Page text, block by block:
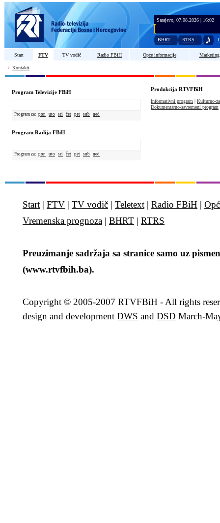
Sarajevo, 07.08.2026 | 16:02
BHRT RTRS
Start FTV TV vodič Radio FBiH Opće informacije Marketing
Kontakti
Program Televizije FBiH
Program za: pon uto sri čet pet sub ned
Program Radija FBiH
Program za: pon uto sri čet pet sub ned
Produkcija RTVFBiH
Informativni program | Kulturno-
Dokumentarno-savremeni program
Start | FTV | TV vodič | Teletext | Radio FBiH |
Vremenska prognoza | BHRT | RTRS
Preuzimanje sadržaja sa stranice samo uz
(www.rtvfbih.ba).
Copyright © 2005-2007 RTVFBiH - All rights
design and development DWS and DSD March-